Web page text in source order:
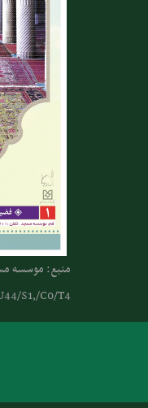
منبع: موسسه
S1,/C0/T4